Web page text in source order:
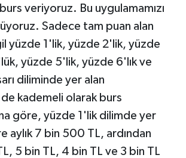
veriyoruz. Bu uygulamamızı
Sadece tam puan alan
yüzde 1'lik, yüzde 2'lik, yüzde
yüzde 5'lik, yüzde 6'lık ve
diliminde yer alan
kademeli olarak burs
göre, yüzde 1'lik dilimde yer
aylık 7 bin 500 TL, ardından
5 bin TL, 4 bin TL ve 3 bin TL